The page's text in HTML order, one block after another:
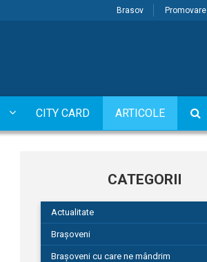
Brasov Promovare
CITY CARD ARTICOLE
CATEGORII
Actualitate
Brașoveni
Brașoveni cu care ne mândrim